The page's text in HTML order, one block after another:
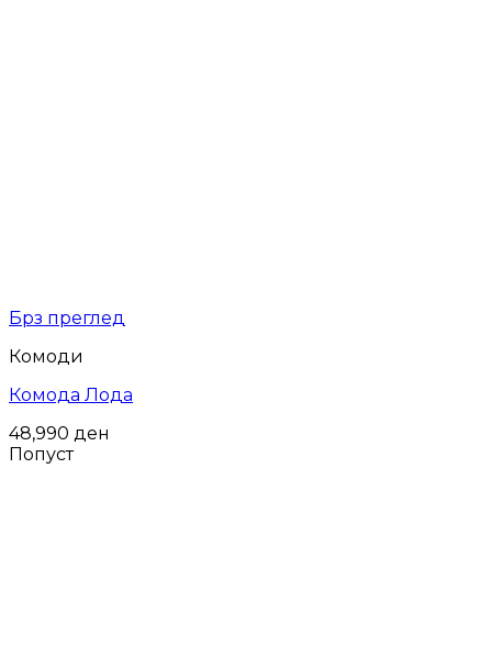
Брз преглед
Комоди
Комода Лода
48,990 ден
Попуст